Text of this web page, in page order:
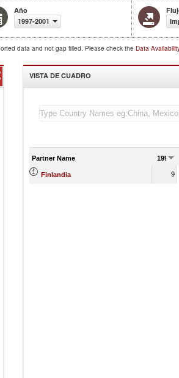
Año
1997-2001
data and not gap filled. Please check the Data
VISTA DE CUADRO
Partner Name 1997
Finlandia 9